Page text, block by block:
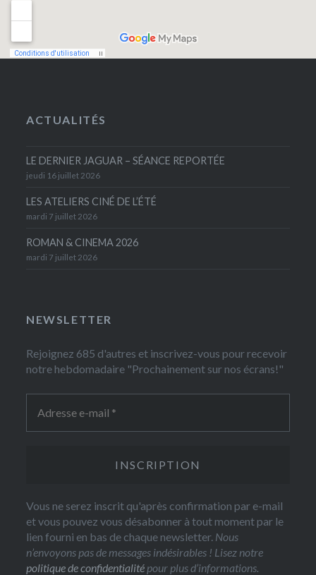
ACTUALITÉS
LE DERNIER JAGUAR – SÉANCE REPORTÉE
jeudi 16 juillet 2026
LES ATELIERS CINÉ DE L’ÉTÉ
mardi 7 juillet 2026
ROMAN & CINEMA 2026
mardi 7 juillet 2026
NEWSLETTER
Rejoignez 685 d'autres et inscrivez-vous pour recevoir
notre hebdomadaire "Prochainement sur nos écrans!"
Vous ne serez inscrit qu'après confirmation par e-mail
et vous pouvez vous désabonner à tout moment par le
lien fourni en bas de chaque newsletter. Nous
n’envoyons pas de messages indésirables ! Lisez notre
politique de confidentialité pour plus d’informations.